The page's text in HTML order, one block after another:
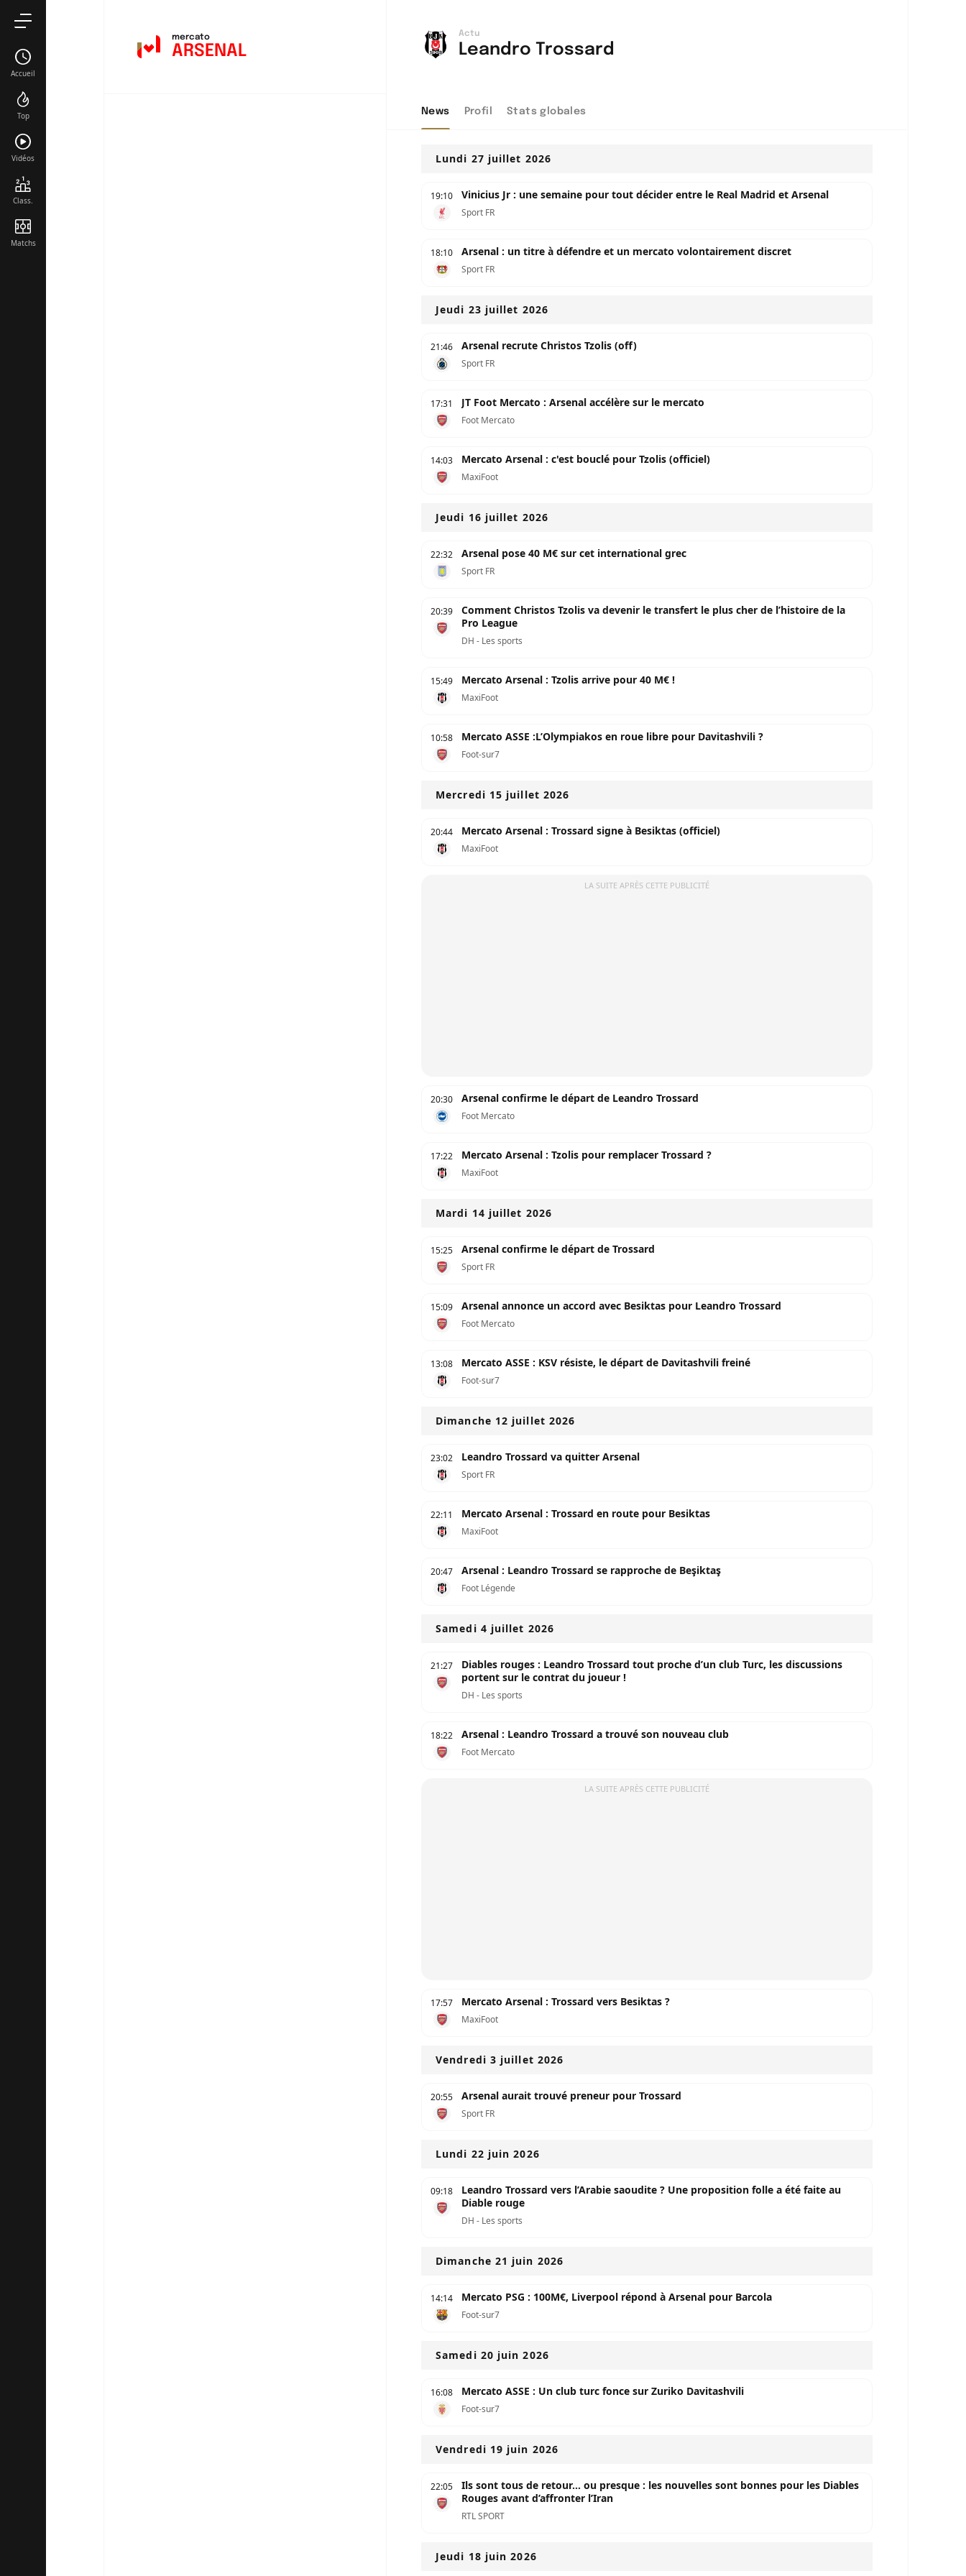
mercato
ARSENAL
Actu
Leandro Trossard
News Profil Stats globales
Lundi 27 juillet 2026
19:10 Vinicius Jr : une semaine pour tout décider entre le Real Madrid et Arsenal
Sport FR
18:10 Arsenal : un titre à défendre et un mercato volontairement discret
Sport FR
Jeudi 23 juillet 2026
21:46 Arsenal recrute Christos Tzolis (off)
Sport FR
17:31 JT Foot Mercato : Arsenal accélère sur le mercato
Foot Mercato
14:03 Mercato Arsenal : c'est bouclé pour Tzolis (officiel)
MaxiFoot
Jeudi 16 juillet 2026
22:32 Arsenal pose 40 M€ sur cet international grec
Sport FR
20:39
Comment Christos Tzolis va devenir le transfert le plus cher de l’histoire de la
Pro League
DH - Les sports
15:49 Mercato Arsenal : Tzolis arrive pour 40 M€ !
MaxiFoot
10:58 Mercato ASSE :L’Olympiakos en roue libre pour Davitashvili ?
Foot-sur7
Mercredi 15 juillet 2026
20:44 Mercato Arsenal : Trossard signe à Besiktas (officiel)
MaxiFoot
LA SUITE APRÈS CETTE PUBLICITÉ
20:30 Arsenal confirme le départ de Leandro Trossard
Foot Mercato
17:22 Mercato Arsenal : Tzolis pour remplacer Trossard ?
MaxiFoot
Mardi 14 juillet 2026
15:25 Arsenal confirme le départ de Trossard
Sport FR
15:09 Arsenal annonce un accord avec Besiktas pour Leandro Trossard
Foot Mercato
13:08 Mercato ASSE : KSV résiste, le départ de Davitashvili freiné
Foot-sur7
Dimanche 12 juillet 2026
23:02 Leandro Trossard va quitter Arsenal
Sport FR
22:11 Mercato Arsenal : Trossard en route pour Besiktas
MaxiFoot
20:47 Arsenal : Leandro Trossard se rapproche de Beşiktaş
Foot Légende
Samedi 4 juillet 2026
21:27
Diables rouges : Leandro Trossard tout proche d’un club Turc, les discussions
portent sur le contrat du joueur !
DH - Les sports
18:22 Arsenal : Leandro Trossard a trouvé son nouveau club
Foot Mercato
LA SUITE APRÈS CETTE PUBLICITÉ
17:57 Mercato Arsenal : Trossard vers Besiktas ?
MaxiFoot
Vendredi 3 juillet 2026
20:55 Arsenal aurait trouvé preneur pour Trossard
Sport FR
Lundi 22 juin 2026
09:18
Leandro Trossard vers l’Arabie saoudite ? Une proposition folle a été faite au
Diable rouge
DH - Les sports
Dimanche 21 juin 2026
14:14 Mercato PSG : 100M€, Liverpool répond à Arsenal pour Barcola
Foot-sur7
Samedi 20 juin 2026
16:08 Mercato ASSE : Un club turc fonce sur Zuriko Davitashvili
Foot-sur7
Vendredi 19 juin 2026
22:05
Ils sont tous de retour... ou presque : les nouvelles sont bonnes pour les Diables
Rouges avant d’affronter l’Iran
RTL SPORT
Jeudi 18 juin 2026
Accueil
Top
Vidéos
Class.
Matchs